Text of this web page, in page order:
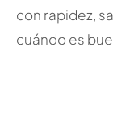
con rapidez,
cuándo es